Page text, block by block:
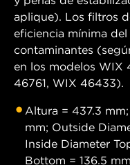
aplique). Los filtros
eficiencia mínima
contaminantes
en los modelos WIX
46761, WIX 46433).
Altura = 437.3
mm; Outside
Inside Diameter
Bottom = 136.5 mm